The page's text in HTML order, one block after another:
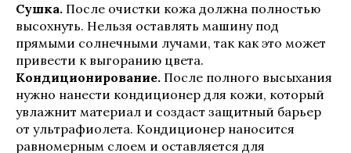
Сушка. После очистки кожа должна полностью
высохнуть. Нельзя оставлять машину под
прямыми солнечными лучами, так как это может
привести к выгоранию цвета.
Кондиционирование. После полного высыхания
нужно нанести кондиционер для кожи, который
увлажнит материал и создаст защитный барьер
от ультрафиолета. Кондиционер наносится
равномерным слоем и оставляется для